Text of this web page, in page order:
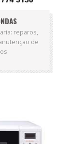
reparos,
de